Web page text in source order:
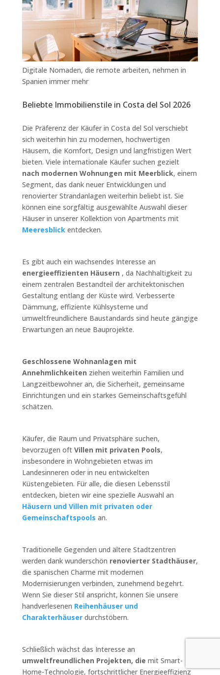
Digitale Nomaden, die remote arbeiten, nehmen in
Spanien immer mehr
Beliebte Immobilienstile in Costa del Sol 2026
Die Präferenz der Käufer in Costa del Sol verschiebt
sich weiterhin hin zu modernen, hochwertigen
Häusern, die Komfort, Design und langfristigen Wert
bieten. Viele internationale Käufer suchen gezielt
nach modernen Wohnungen mit Meerblick, einem
Segment, das dank neuer Entwicklungen und
renovierter Strandanlagen weiterhin beliebt ist. Sie
können eine sorgfältig ausgewählte Auswahl dieser
Häuser in unserer Kollektion von Apartments mit
Meeresblickentdecken.
Es gibt auch ein wachsendes Interesse an
energieeffizienten Häusern , da Nachhaltigkeit zu
einem zentralen Bestandteil der architektonischen
Gestaltung entlang der Küste wird. Verbesserte
Dämmung, effiziente Kühlsysteme und
umweltfreundlichere Baustandards sind heute gängige
Erwartungen an neue Bauprojekte.
Geschlossene Wohnanlagen mit
Annehmlichkeiten ziehen weiterhin Familien und
Langzeitbewohner an, die Sicherheit, gemeinsame
Einrichtungen und ein starkes Gemeinschaftsgefühl
schätzen.
Käufer, die Raum und Privatsphäre suchen,
bevorzugen oft Villen mit privaten Pools,
insbesondere in Wohngebieten etwas im
Landesinneren oder in neu entwickelten
Küstengebieten. Für alle, die diesen Lebensstil
entdecken, bieten wir eine spezielle Auswahl an
Häusern und Villen mit privaten oder
Gemeinschaftspools an.
Traditionelle Gegenden und ältere Stadtzentren
werden dank wunderschön renovierter Stadthäuser,
die spanischen Charme mit modernen
Modernisierungen verbinden, zunehmend begehrt.
Wenn Sie dieser Stil anspricht, können Sie unsere
handverlesenen Reihenhäuser und
Charakterhäuserdurchstöbern.
Schließlich wächst das Interesse an
umweltfreundlichen Projekten, die mit Smart-
Home-Technologie, fortschrittlicher Energieeffizienz